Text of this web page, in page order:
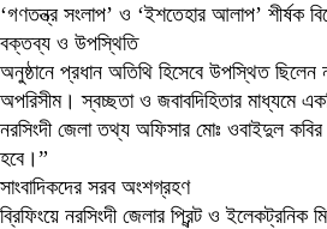
‘গণতন্ত্র সংলাপ’ ও ‘ইশতেহার আলাপ’ শীর্ষক
​বক্তব্য ও উপস্থিতি
​অনুষ্ঠানে প্রধান অতিথি হিসেবে উপস্থিত
অপরিসীম। স্বচ্ছতা ও জবাবদিহিতার মাধ্যমে
​নরসিংদী জেলা তথ্য অফিসার মোঃ ওবাইদুল
হবে।”
​সাংবাদিকদের সরব অংশগ্রহণ
​ব্রিফিংয়ে নরসিংদী জেলার প্রিন্ট ও